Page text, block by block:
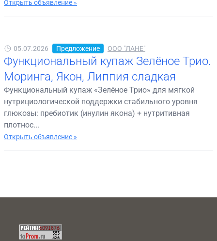
Открыть объявление »
05.07.2026 Предложение ООО "ЛАНЕ"
Функциональный купаж Зелёное Трио.
Моринга, Якон, Липпия сладкая
Функциональный купаж «Зелёное Трио» для мягкой
нутрициологической поддержки стабильного уровня
глюкозы: пребиотик (инулин якона) + нутритивная
плотнос...
Открыть объявление »